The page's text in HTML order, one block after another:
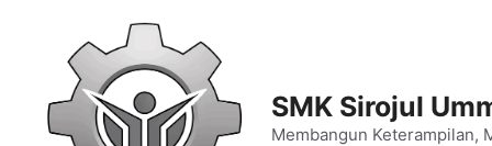
SMK Sirojul
Membangun Keterampilan,